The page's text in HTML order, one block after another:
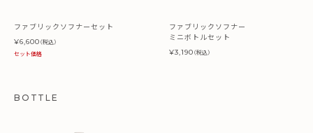
ファブリックソフナーセット
¥6,600（税込）
セット価格
ファブリックソフナー
ミニボトルセット
¥3,190（税込）
BOTTLE